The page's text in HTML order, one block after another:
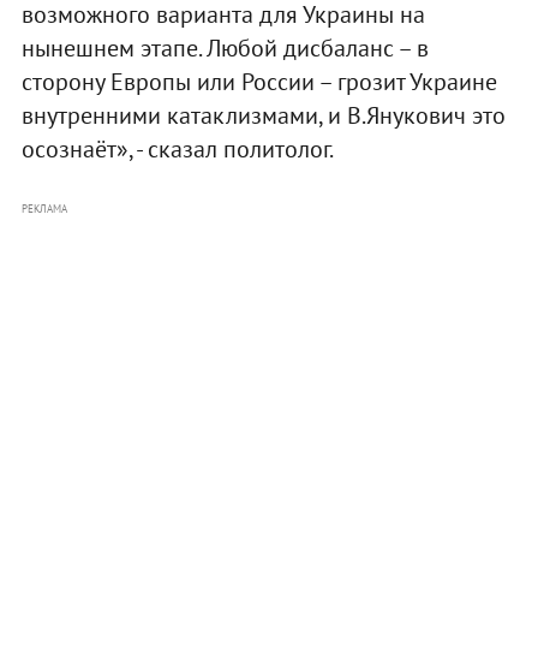
возможного варианта для Украины на
нынешнем этапе. Любой дисбаланс – в
сторону Европы или России – грозит Украине
внутренними катаклизмами, и В.Янукович это
осознаёт», - сказал политолог.
РЕКЛАМА